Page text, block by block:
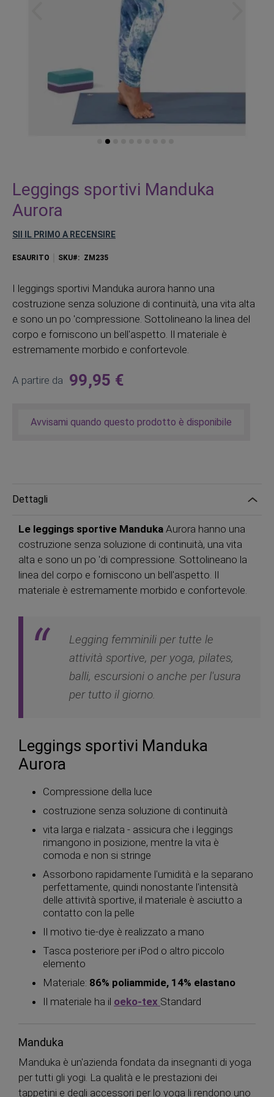
all'inizio
della
galleria
immagini
Leggings sportivi Manduka
Aurora
SII IL PRIMO A RECENSIRE
ESAURITO SKU ZM235
I leggings sportivi Manduka aurora hanno una
costruzione senza soluzione di continuità, una vita alta
e sono un po 'compressione. Sottolineano la linea del
corpo e forniscono un bell'aspetto. Il materiale è
estremamente morbido e confortevole.
A partire da 99,95 €
Avvisami quando questo prodotto è disponibile
Dettagli
Le leggings sportive Manduka Aurora hanno una
costruzione senza soluzione di continuità, una vita
alta e sono un po 'di compressione. Sottolineano la
linea del corpo e forniscono un bell'aspetto. Il
materiale è estremamente morbido e confortevole.
Legging femminili per tutte le
attività sportive, per yoga, pilates,
balli, escursioni o anche per l'usura
per tutto il giorno.
Leggings sportivi Manduka
Aurora
Compressione della luce
costruzione senza soluzione di continuità
vita larga e rialzata - assicura che i leggings
rimangono in posizione, mentre la vita è
comoda e non si stringe
Assorbono rapidamente l'umidità e la separano
perfettamente, quindi nonostante l'intensità
delle attività sportive, il materiale è asciutto a
contatto con la pelle
Il motivo tie-dye è realizzato a mano
Tasca posteriore per iPod o altro piccolo
elemento
Materiale: 86% poliammide, 14% elastano
Il materiale ha il oeko-tex Standard
Manduka
Manduka è un'azienda fondata da insegnanti di yoga
per tutti gli yogi. La qualità e le prestazioni dei
tappetini e degli accessori per lo yoga li rendono uno